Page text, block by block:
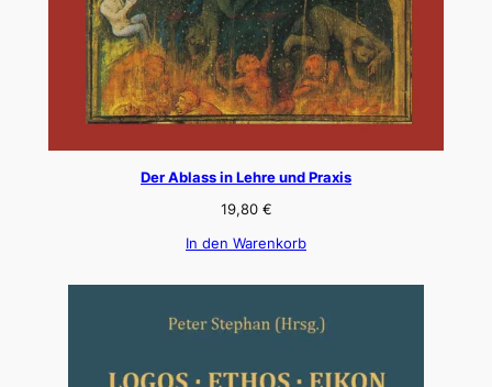
Der Ablass in Lehre und Praxis
19,80 €
In den Warenkorb